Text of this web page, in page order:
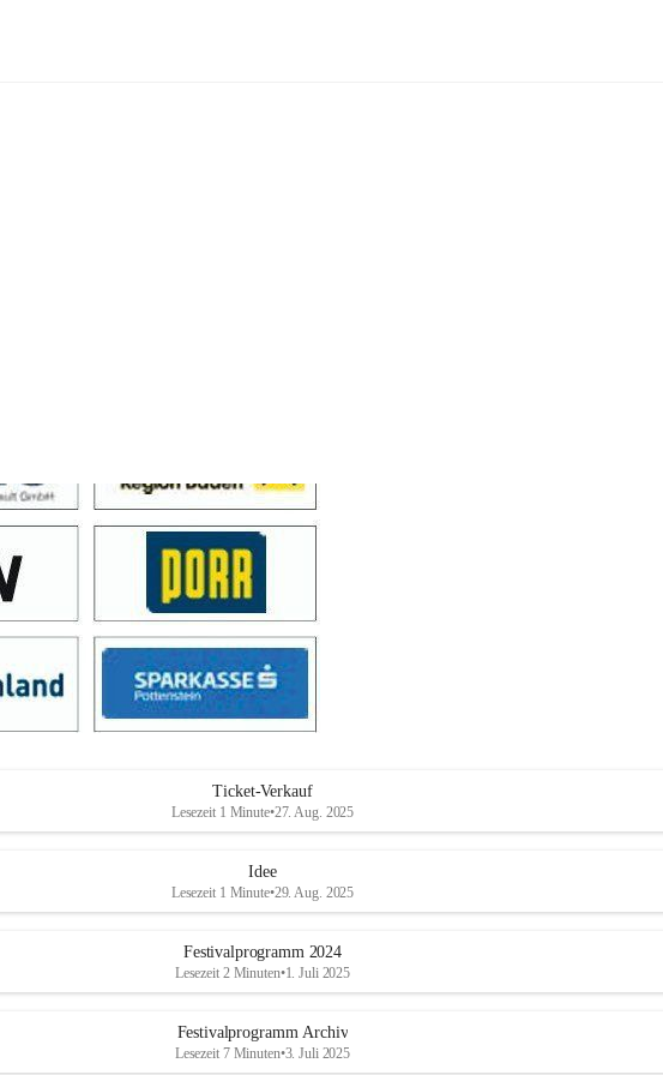
Ticket-Verkauf
Lesezeit 1 Minute•27. Aug. 2025
Idee
Lesezeit 1 Minute•29. Aug. 2025
Festivalprogramm 2024
Lesezeit 2 Minuten•1. Juli 2025
Festivalprogramm Archiv
Lesezeit 7 Minuten•3. Juli 2025